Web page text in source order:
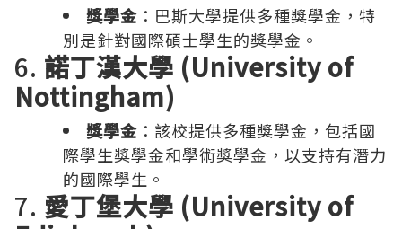
獎學金 ：巴斯大學提供多種獎學金，特
別是針對國際碩士學生的獎學金。
6. 諾丁漢大學 (University of
Nottingham)
獎學金 ：該校提供多種獎學金，包括國
際學生獎學金和學術獎學金，以支持有潛力
的國際學生。
7. 愛丁堡大學 (University of